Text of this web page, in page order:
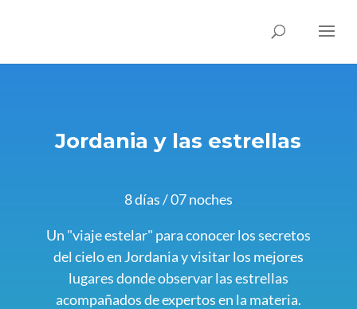
Jordania y las estrellas
8 días / 07 noches
Un "viaje estelar" para conocer los secretos
del cielo en Jordania y visitar los mejores
lugares donde observar las estrellas
acompañados de expertos en la materia.